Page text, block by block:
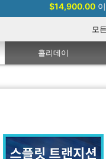
$14,900.00
모
홀리데이